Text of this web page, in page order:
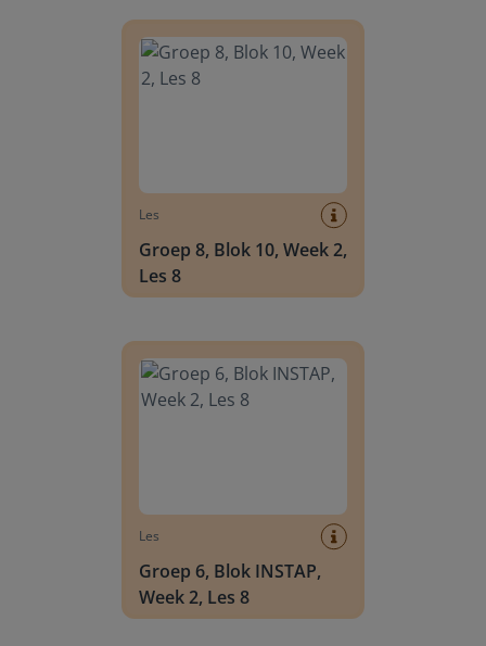
Les
Groep 8, Blok 10, Week 2,
Les 8
Les
Groep 6, Blok INSTAP,
Week 2, Les 8